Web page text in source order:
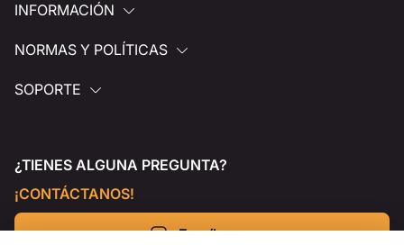
INFORMACIÓN
NORMAS Y POLÍTICAS
SOPORTE
¿TIENES ALGUNA PREGUNTA?
¡CONTÁCTANOS!
Escríbenos